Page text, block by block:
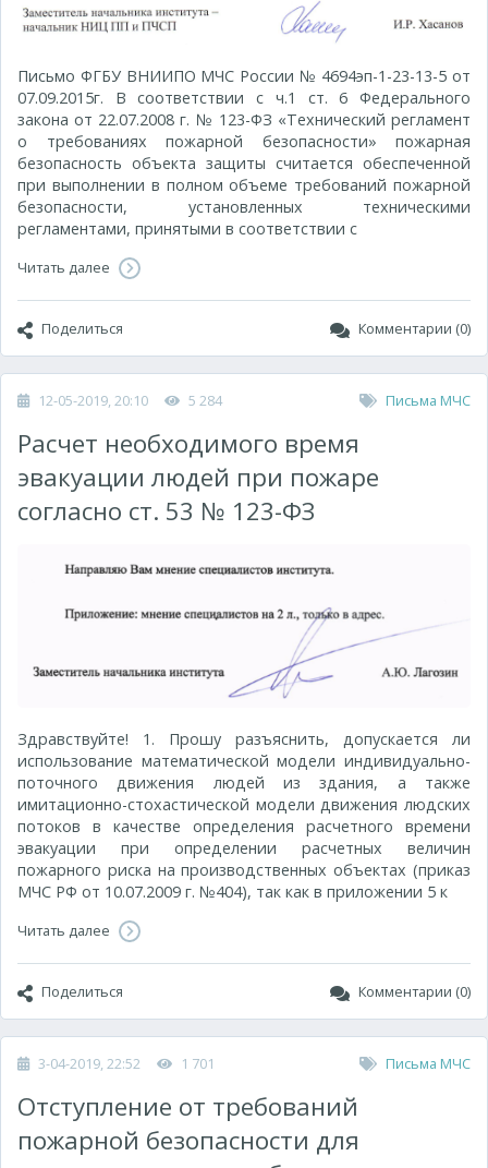
Письмо ФГБУ ВНИИПО МЧС России № 4694эп-1-23-13-5 от
07.09.2015г. В соответствии с ч.1 ст. 6 Федерального
закона от 22.07.2008 г. № 123-ФЗ «Технический регламент
о требованиях пожарной безопасности» пожарная
безопасность объекта защиты считается обеспеченной
при выполнении в полном объеме требований пожарной
безопасности, установленных техническими
регламентами, принятыми в соответствии с
Читать далее
Поделиться Комментарии (0)
12-05-2019, 20:10 5 284 Письма МЧС
Расчет необходимого время
эвакуации людей при пожаре
согласно ст. 53 № 123-ФЗ
Здравствуйте! 1. Прошу разъяснить, допускается ли
использование математической модели индивидуально-
поточного движения людей из здания, а также
имитационно-стохастической модели движения людских
потоков в качестве определения расчетного времени
эвакуации при определении расчетных величин
пожарного риска на производственных объектах (приказ
МЧС РФ от 10.07.2009 г. №404), так как в приложении 5 к
Читать далее
Поделиться Комментарии (0)
3-04-2019, 22:52 1 701 Письма МЧС
Отступление от требований
пожарной безопасности для